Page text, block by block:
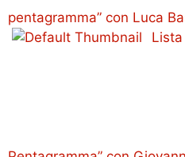
pentagramma” con Luca
Lista